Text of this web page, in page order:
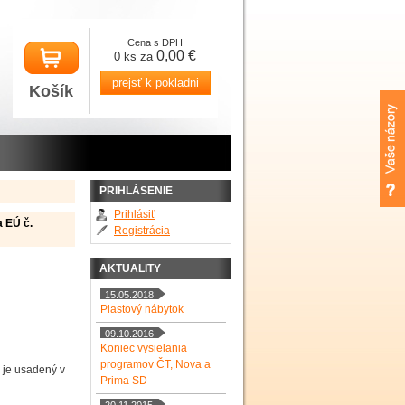
EÚ č.
usadený v
PRIHLÁSENIE
Prihlásiť
Registrácia
AKTUALITY
15.05.2018
Plastový nábytok
09.10.2016
Koniec vysielania
programov ČT, Nova a
Prima SD
Košík
Cena s DPH
0 ks za 0,00 €
prejsť k pokladni